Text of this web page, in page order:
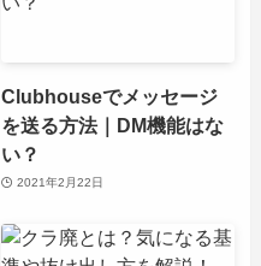
Clubhouseでメッセージ
を送る方法｜DM機能はな
い？
2021年2月22日